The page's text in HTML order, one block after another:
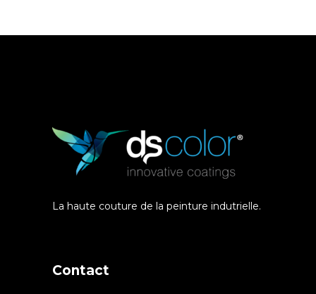
La haute couture de la peinture indutrielle.
Contact